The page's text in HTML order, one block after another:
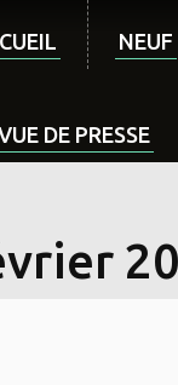
NEUF
DE PRESSE